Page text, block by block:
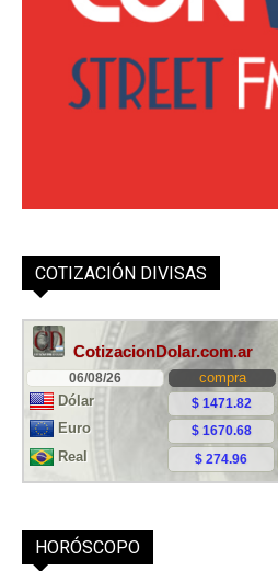
COTIZACIÓN DIVISAS
HORÓSCOPO